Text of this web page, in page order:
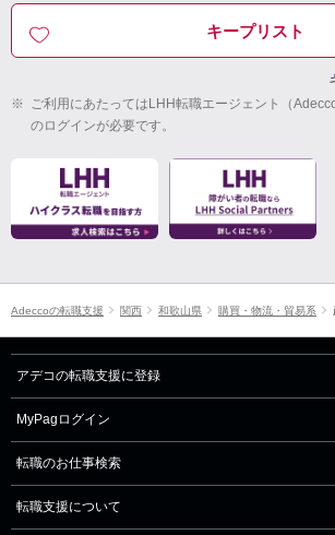
キープリスト
※ ご利用にあたってはLHH転職エージェント（
のログインが必要です。
Adeccoの転職支援 関西 和歌山県 購買・物流・貿易系
アデコの転職支援に登録
MyPagログイン
転職のお仕事検索
転職支援について